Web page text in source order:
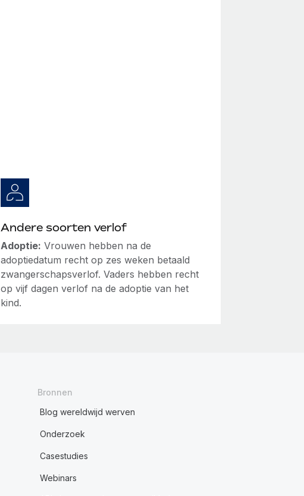
Andere soorten verlof
Adoptie: Vrouwen hebben na de
adoptiedatum recht op zes weken betaald
zwangerschapsverlof. Vaders hebben recht
op vijf dagen verlof na de adoptie van het
kind.
Bronnen
Blog wereldwijd werven
Onderzoek
Casestudies
Webinars